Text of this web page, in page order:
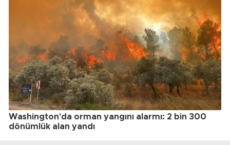
Washington'da orman yangını alarmı: 2 bin 300
dönümlük alan yandı